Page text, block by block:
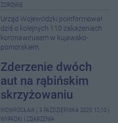
ZDROWIE
Urząd Wojewódzki poinformował
dziś o kolejnych 110 zakażeniach
koronawirusem w kujawsko-
pomorskiem.
Zderzenie dwóch
aut na rąbińskim
skrzyżowaniu
INOWROCŁAW 3 PAŹDZIERNIKA 2020 12:10
WYPADKI I ZDARZENIA